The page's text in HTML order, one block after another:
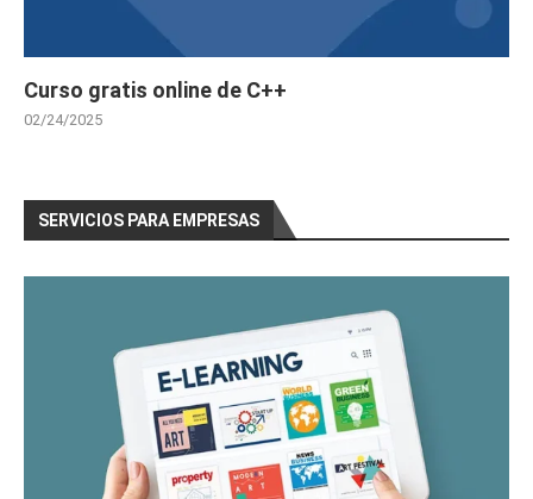
Curso gratis online de C++
02/24/2025
SERVICIOS PARA EMPRESAS